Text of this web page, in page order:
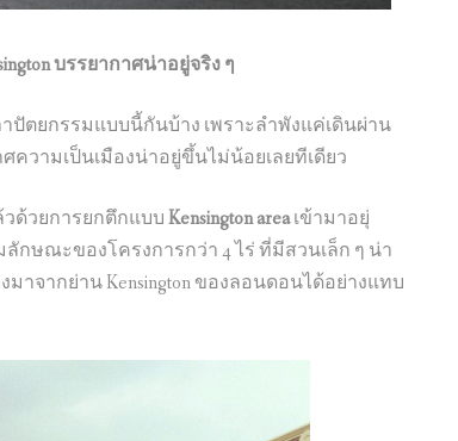
บรรยากาศน่าอยู่จริง ๆ
ปัตยกรรมแบบนี้กันบ้าง เพราะลำพังแค่เดินผ่าน
วามเป็นเมืองน่าอยู่ขึ้นไม่น้อยเลยทีเดียว
วด้วยการยกตึกแบบKensington areaเข้ามาอยุ่
ลักษณะของโครงการกว่า 4 ไร่ ที่มีสวนเล็ก ๆ น่า
จากย่าน Kensington ของลอนดอนได้อย่างแทบ